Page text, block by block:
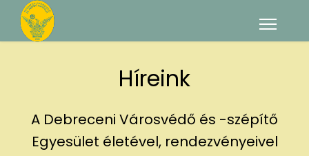
Híreink
A Debreceni Városvédő és -szépítő
Egyesület életével, rendezvényeivel